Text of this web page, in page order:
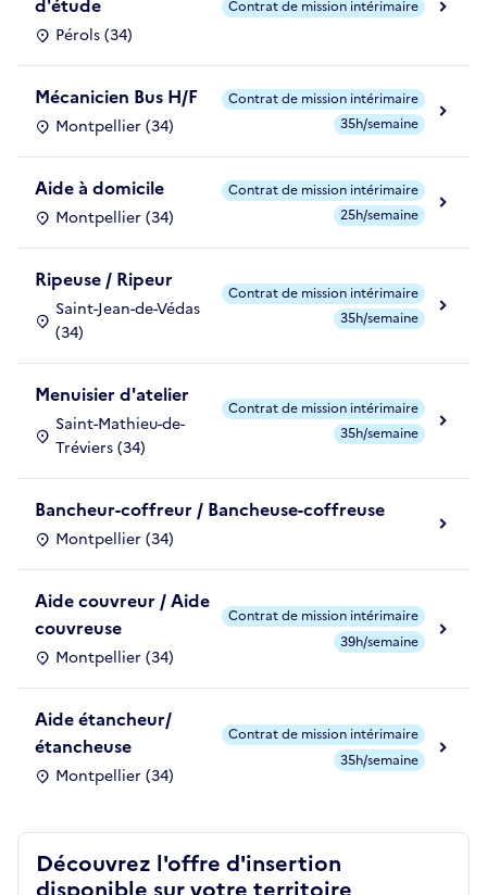
d'étude
Pérols (34)
Contrat de mission intérimaire
Mécanicien Bus H/F
Montpellier (34)
Contrat de mission intérimaire
35h/semaine
Aide à domicile
Montpellier (34)
Contrat de mission intérimaire
25h/semaine
Ripeuse / Ripeur
Saint-Jean-de-Védas
(34)
Contrat de mission intérimaire
35h/semaine
Menuisier d'atelier
Saint-Mathieu-de-
Tréviers (34)
Contrat de mission intérimaire
35h/semaine
Bancheur-coffreur / Bancheuse-coffreuse
Montpellier (34)
Aide couvreur / Aide
couvreuse
Montpellier (34)
Contrat de mission intérimaire
39h/semaine
Aide étancheur/
étancheuse
Montpellier (34)
Contrat de mission intérimaire
35h/semaine
Découvrez l'offre d'insertion